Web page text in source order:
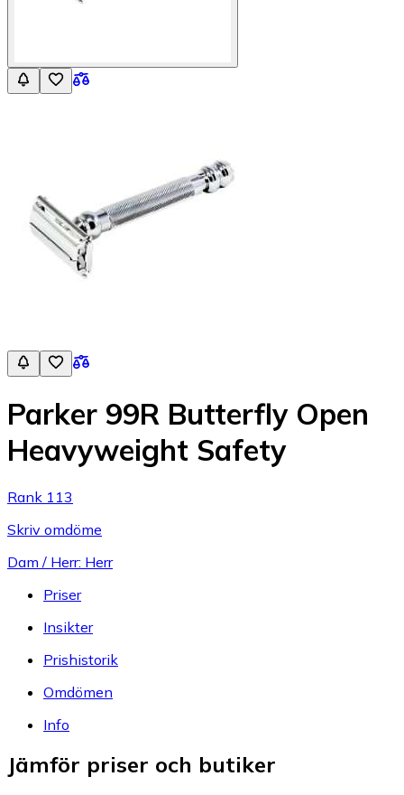
Parker 99R Butterfly Open
Heavyweight Safety
Rank 113
Skriv omdöme
Dam / Herr: Herr
Priser
Insikter
Prishistorik
Omdömen
Info
Jämför priser och butiker